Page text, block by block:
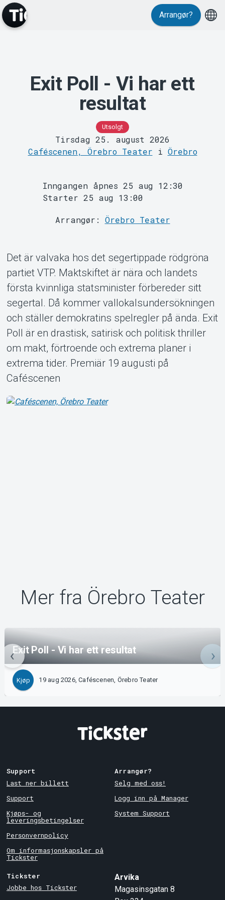
MyTickster
Support
Om Tickster
Arrangør?
Exit Poll - Vi har ett
resultat
Utsolgt
Tirsdag 25. august 2026
Caféscenen, Örebro Teater i Örebro
Inngangen åpnes 25 aug 12:30
Starter 25 aug 13:00
Arrangør: Örebro Teater
Det är valvaka hos det segertippade rödgröna
partiet VTP. Maktskiftet är nära och landets
första kvinnliga statsminister förbereder sitt
segertal. Då kommer vallokalsundersökningen
och ställer demokratins spelregler på ända. Exit
Poll är en drastisk, satirisk och politisk thriller
om makt, förtroende och extrema planer i
extrema tider. Premiär 19 augusti på
Caféscenen
Mer fra Örebro Teater
Exit Poll - Vi har ett resultat
Kjøp 19 aug 2026, Caféscenen, Örebro Teater
Support
Last ner billett
Support
Kjøps- og
leveringsbetingelser
Personvernpolicy
Om informasjonskapsler på
Tickster
Arrangør?
Selg med oss!
Logg inn på Manager
System Support
Tickster
Jobbe hos Tickster
Arvika
Magasinsgatan 8